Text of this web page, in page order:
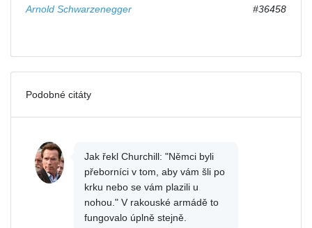
Arnold Schwarzenegger
#36458
Podobné citáty
Jak řekl Churchill: "Němci byli
přeborníci v tom, aby vám šli po
krku nebo se vám plazili u
nohou." V rakouské armádě to
fungovalo úplně stejně.